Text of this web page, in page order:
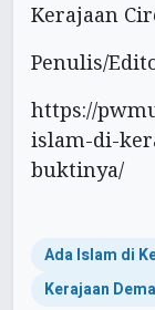
Kerajaan
Penulis/
https://
islam-di-
buktinya/
Ada Islam di
Kerajaan